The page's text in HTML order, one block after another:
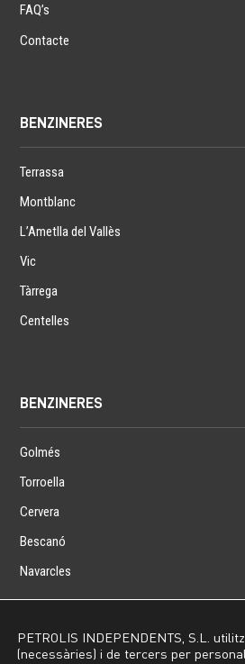
FAQ’s
Contacte
BENZINERES
Terrassa
Montblanc
L’Ametlla del Vallès
Vic
Tàrrega
Centelles
BENZINERES
Golmés
Torroella
Cervera
Bescanó
Navarcles
Inici Avís Legal Política de
PETROLIS INDEPENDENTS, S.L.
(necessàries) i de tercers per